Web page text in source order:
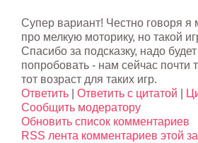
Супер вариант! Честно говоря я
про мелкую моторику, но такой
Спасибо за подсказку, надо
попробовать - нам сейчас
тот возраст для таких игр.
Ответить
Ответить с цитатой
Сообщить модератору
Обновить список комментариев
RSS лента комментариев этой